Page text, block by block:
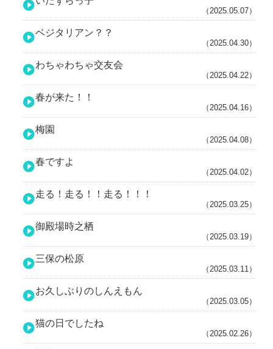
（2025.05.07）
ベジタリアン？？
（2025.04.30）
わちゃわちゃ交友会
（2025.04.22）
春が来た！！
（2025.04.16）
梅園
（2025.04.08）
春ですよ
（2025.04.02）
走る！走る！！走る！！！
（2025.03.25）
御殿場時之栖
（2025.03.19）
三保の松原
（2025.03.11）
お久しぶりのしんえもん
（2025.03.05）
猫の日でしたね
（2025.02.26）